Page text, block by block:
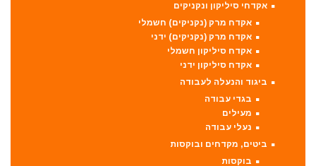
אקדחי סיליקון ונקניקים
אקדח מרק (נקניקים) חשמלי
אקדח מרק (נקניקים) ידני
אקדח סיליקון חשמלי
אקדח סיליקון ידני
ביגוד והנעלה לעבודה
בגדי עבודה
מעילים
נעלי עבודה
ביטים, מקדחים ובוקסות
בוקסות